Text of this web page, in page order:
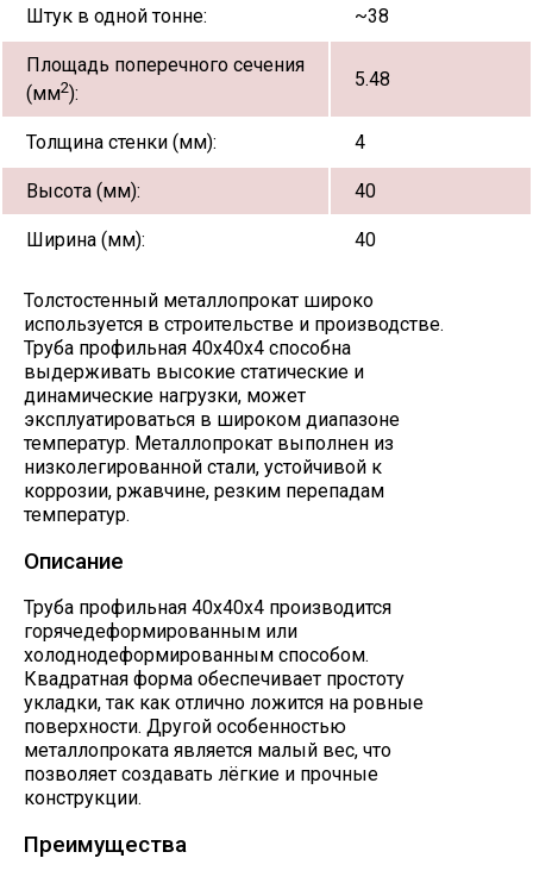
Штук в одной тонне: ~38
Площадь поперечного сечения
(мм2):
5.48
Толщина стенки (мм): 4
Высота (мм): 40
Ширина (мм): 40
Толстостенный металлопрокат широко
используется в строительстве и производстве.
Труба профильная 40х40х4 способна
выдерживать высокие статические и
динамические нагрузки, может
эксплуатироваться в широком диапазоне
температур. Металлопрокат выполнен из
низколегированной стали, устойчивой к
коррозии, ржавчине, резким перепадам
температур.
Описание
Труба профильная 40х40х4 производится
горячедеформированным или
холоднодеформированным способом.
Квадратная форма обеспечивает простоту
укладки, так как отлично ложится на ровные
поверхности. Другой особенностью
металлопроката является малый вес, что
позволяет создавать лёгкие и прочные
конструкции.
Преимущества